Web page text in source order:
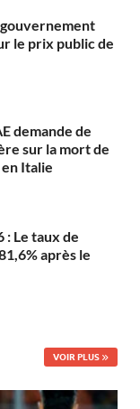
le prix public de
demande de
sur la mort de
Italie
: Le taux de
après le
VOIR PLUS